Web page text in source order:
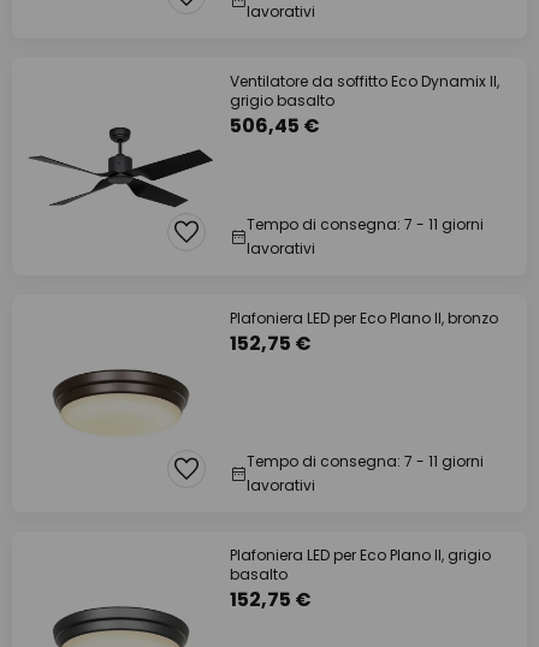
lavorativi
Ventilatore da soffitto Eco Dynamix II,
grigio basalto
506,45 €
Tempo di consegna: 7 - 11 giorni
lavorativi
Plafoniera LED per Eco Plano II, bronzo
152,75 €
Tempo di consegna: 7 - 11 giorni
lavorativi
Plafoniera LED per Eco Plano II, grigio
basalto
152,75 €